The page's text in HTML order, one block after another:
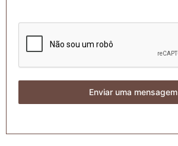
Enviar uma mensagem